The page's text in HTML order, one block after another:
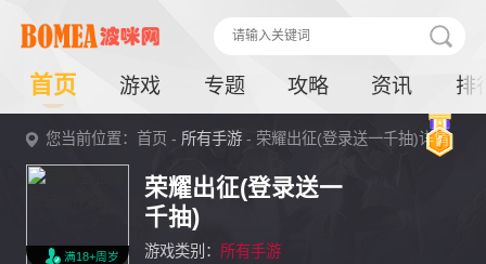
首页 游戏 专题 攻略 资讯 排
您当前位置：首页 - 所有手游 - 荣耀出征(登录送一千抽)详情
满18+周岁
荣耀出征(登录送一
千抽)
游戏类别： 所有手游